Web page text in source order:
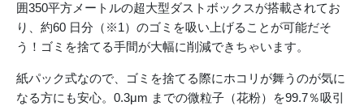
囲350平方メートルの超大型ダストボックスが搭載されてお
り、約60 日分（※1）のゴミを吸い上げることが可能だそ
う！ゴミを捨てる手間が大幅に削減できちゃいます。
紙パック式なので、ゴミを捨てる際にホコリが舞うのが気に
なる方にも安心。0.3μm までの微粒子（花粉）を99.7％吸引